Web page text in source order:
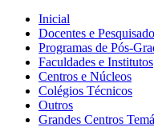
Inicial
Docentes e
Programas de Pós-
Faculdades e Institutos
Centros e Núcleos
Colégios Técnicos
Outros
Grandes Centros